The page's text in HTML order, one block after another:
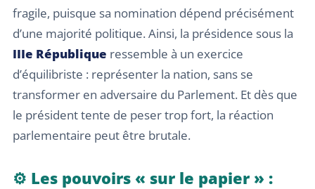
fragile, puisque sa nomination dépend précisément
d’une majorité politique. Ainsi, la présidence sous la
IIIe République ressemble à un exercice
d’équilibriste : représenter la nation, sans se
transformer en adversaire du Parlement. Et dès que
le président tente de peser trop fort, la réaction
parlementaire peut être brutale.
⚙️ Les pouvoirs « sur le papier » :